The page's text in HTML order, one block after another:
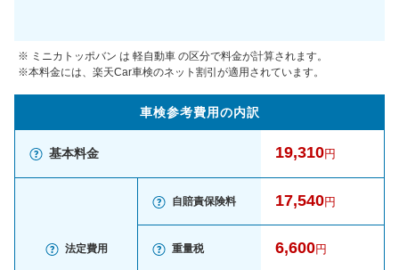
※ ミニカトッポバン は 軽自動車 の区分で料金が計算されます。
※本料金には、楽天Car車検のネット割引が適用されています。
車検参考費用の内訳
基本料金 19,310円
法定費用
自賠責保険料 17,540円
重量税 6,600円